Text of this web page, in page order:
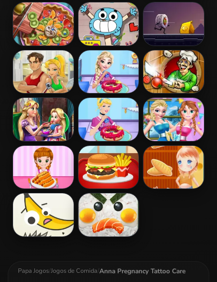
Super Hero
Cooking
Contest
Pizza Realife
Cooking Pizza
Restaurant
Pie Realife
Cooking
Gumball Manic
Canteen
Grub Runner
Fitness
Workout XL
Eliza Donuts
Shop
Pizza Ninja 3
Goldie Princess
Toddler Feed
Princess Donuts
Shop
Princess Sisters
Special Day
Princess
Hotdog Eating
Contest
Lunch Shop
Papa Jogos/Jogos de Comida/Anna Pregnancy Tattoo Care